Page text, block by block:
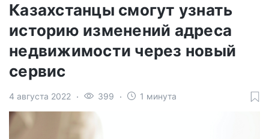
Казахстанцы смогут узнать
историю изменений адреса
недвижимости через новый
сервис
4 августа 2022 399 1 минута